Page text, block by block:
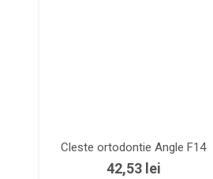
Cleste ortodontie Angle F14
Pret
42,53 lei